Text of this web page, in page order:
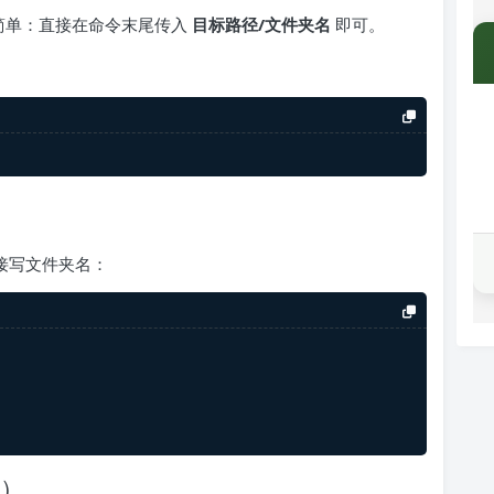
：直接在命令末尾传入 目标路径/文件夹名 即可。
文件夹名：